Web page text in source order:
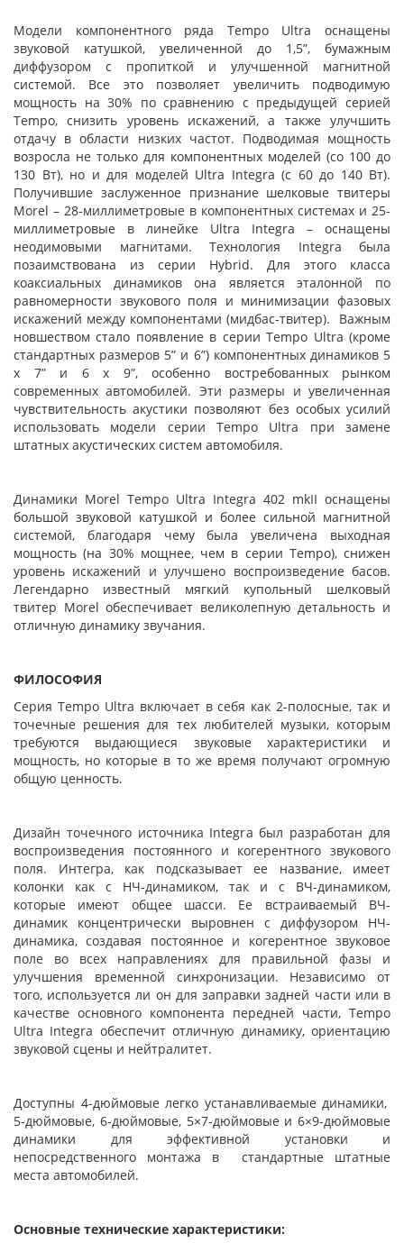
Модели компонентного ряда Tempo Ultra оснащены
звуковой катушкой, увеличенной до 1,5”, бумажным
диффузором с пропиткой и улучшенной магнитной
системой. Все это позволяет увеличить подводимую
мощность на 30% по сравнению с предыдущей серией
Tempo, снизить уровень искажений, а также улучшить
отдачу в области низких частот. Подводимая мощность
возросла не только для компонентных моделей (со 100 до
130 Вт), но и для моделей Ultra Integra (с 60 до 140 Вт).
Получившие заслуженное признание шелковые твитеры
Morel – 28-миллиметровые в компонентных системах и 25-
миллиметровые в линейке Ultra Integra – оснащены
неодимовыми магнитами. Технология Integra была
позаимствована из серии Hybrid. Для этого класса
коаксиальных динамиков она является эталонной по
равномерности звукового поля и минимизации фазовых
искажений между компонентами (мидбас-твитер). Важным
новшеством стало появление в серии Tempo Ultra (кроме
стандартных размеров 5” и 6”) компонентных динамиков 5
х 7” и 6 х 9”, особенно востребованных рынком
современных автомобилей. Эти размеры и увеличенная
чувствительность акустики позволяют без особых усилий
использовать модели серии Tempo Ultra при замене
штатных акустических систем автомобиля.
Динамики Morel Tempo Ultra Integra 402 mkII оснащены
большой звуковой катушкой и более сильной магнитной
системой, благодаря чему была увеличена выходная
мощность (на 30% мощнее, чем в серии Tempo), снижен
уровень искажений и улучшено воспроизведение басов.
Легендарно известный мягкий купольный шелковый
твитер Morel обеспечивает великолепную детальность и
отличную динамику звучания.
ФИЛОСОФИЯ
Серия Tempo Ultra включает в себя как 2-полосные, так и
точечные решения для тех любителей музыки, которым
требуются выдающиеся звуковые характеристики и
мощность, но которые в то же время получают огромную
общую ценность.
Дизайн точечного источника Integra был разработан для
воспроизведения постоянного и когерентного звукового
поля. Интегра, как подсказывает ее название, имеет
колонки как с НЧ-динамиком, так и с ВЧ-динамиком,
которые имеют общее шасси. Ее встраиваемый ВЧ-
динамик концентрически выровнен с диффузором НЧ-
динамика, создавая постоянное и когерентное звуковое
поле во всех направлениях для правильной фазы и
улучшения временной синхронизации. Независимо от
того, используется ли он для заправки задней части или в
качестве основного компонента передней части, Tempo
Ultra Integra обеспечит отличную динамику, ориентацию
звуковой сцены и нейтралитет.
Доступны 4-дюймовые легко устанавливаемые динамики,
5-дюймовые, 6-дюймовые, 5×7-дюймовые и 6×9-дюймовые
динамики для эффективной установки и
непосредственного монтажа в стандартные штатные
места автомобилей.
Основные технические характеристики: